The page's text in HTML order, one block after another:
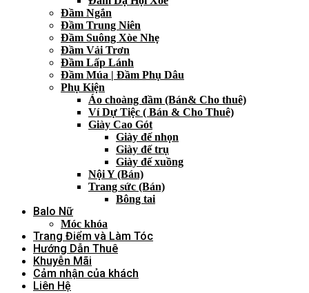
Đầm Ngắn
Đầm Trung Niên
Đầm Suông Xòe Nhẹ
Đầm Vải Trơn
Đầm Lấp Lánh
Đầm Múa | Đầm Phụ Dâu
Phụ Kiện
Áo choàng đầm (Bán& Cho thuê)
Ví Dự Tiệc ( Bán & Cho Thuê)
Giày Cao Gót
Giày đế nhọn
Giày đế trụ
Giày đế xuồng
Nội Y (Bán)
Trang sức (Bán)
Bông tai
Balo Nữ
Móc khóa
Trang Điểm và Làm Tóc
Hướng Dẫn Thuê
Khuyễn Mãi
Cảm nhận của khách
Liên Hệ